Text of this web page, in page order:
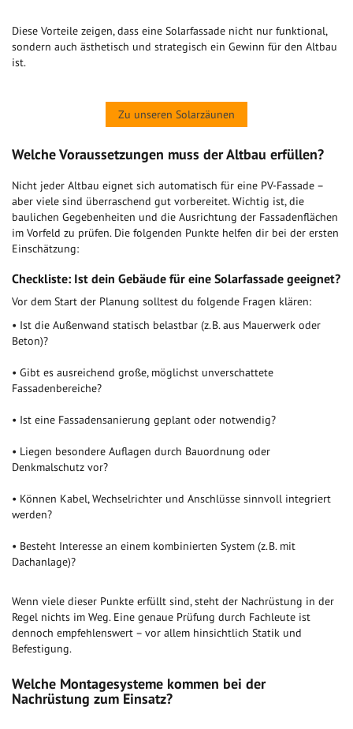
Diese Vorteile zeigen, dass eine Solarfassade nicht nur funktional,
sondern auch ästhetisch und strategisch ein Gewinn für den Altbau
ist.
Zu unseren Solarzäunen
Welche Voraussetzungen muss der Altbau erfüllen?
Nicht jeder Altbau eignet sich automatisch für eine PV-Fassade –
aber viele sind überraschend gut vorbereitet. Wichtig ist, die
baulichen Gegebenheiten und die Ausrichtung der Fassadenflächen
im Vorfeld zu prüfen. Die folgenden Punkte helfen dir bei der ersten
Einschätzung:
Checkliste: Ist dein Gebäude für eine Solarfassade geeignet?
Vor dem Start der Planung solltest du folgende Fragen klären:
• Ist die Außenwand statisch belastbar (z. B. aus Mauerwerk oder
Beton)?
• Gibt es ausreichend große, möglichst unverschattete
Fassadenbereiche?
• Ist eine Fassadensanierung geplant oder notwendig?
• Liegen besondere Auflagen durch Bauordnung oder
Denkmalschutz vor?
• Können Kabel, Wechselrichter und Anschlüsse sinnvoll integriert
werden?
• Besteht Interesse an einem kombinierten System (z. B. mit
Dachanlage)?
Wenn viele dieser Punkte erfüllt sind, steht der Nachrüstung in der
Regel nichts im Weg. Eine genaue Prüfung durch Fachleute ist
dennoch empfehlenswert – vor allem hinsichtlich Statik und
Befestigung.
Welche Montagesysteme kommen bei der
Nachrüstung zum Einsatz?